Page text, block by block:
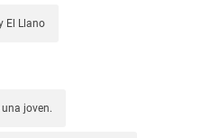
El Llano
joven.